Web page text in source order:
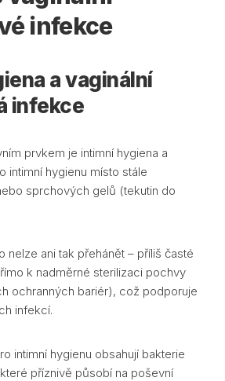
infekce
a vaginální
infekce
prvkem je intimní hygiena a
intimní hygienu místo stále
sprchových gelů (tekutin do
nelze ani tak přehánět – příliš časté
k nadměrné sterilizaci pochvy
ochranných bariér), což podporuje
infekcí.
intimní hygienu obsahují bakterie
příznivě působí na poševní